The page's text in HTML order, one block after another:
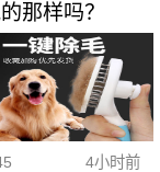
那样吗？
4小时前